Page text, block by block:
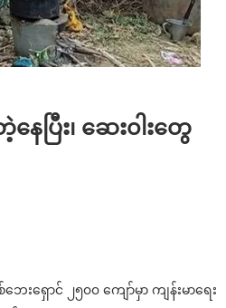
ပြီး၊ ဆေး၀ါးတွေ
ရှောင် ၂၅၀၀ ကျော်မှာ ကျန်းမာရေး